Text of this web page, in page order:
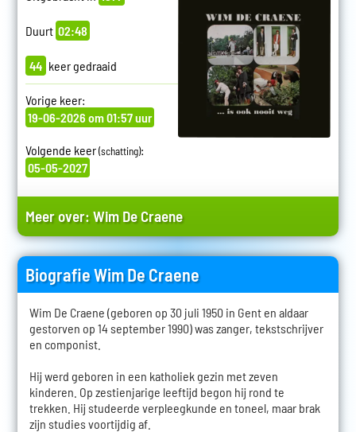
Duurt 02:48
44 keer gedraaid
Vorige keer:
19-06-2026 om 01:57 uur
Volgende keer(schatting):
05-05-2027
Meer over:Wim De Craene
Biografie Wim De Craene
Wim De Craene (geboren op 30 juli 1950 in Gent en aldaar
gestorven op 14 september 1990) was zanger, tekstschrijver
en componist.
Hij werd geboren in een katholiek gezin met zeven
kinderen. Op zestienjarige leeftijd begon hij rond te
trekken. Hij studeerde verpleegkunde en toneel, maar brak
zijn studies voortijdig af.